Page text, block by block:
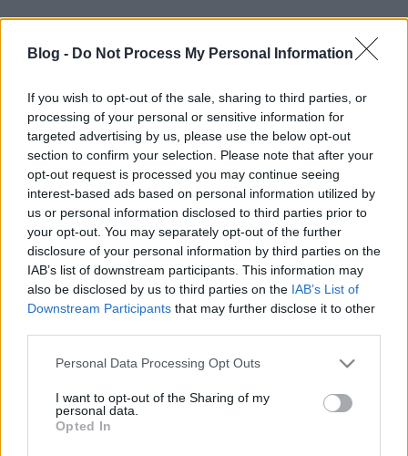
Blog - Do Not Process My Personal Information
If you wish to opt-out of the sale, sharing to third parties, or
processing of your personal or sensitive information for
targeted advertising by us, please use the below opt-out
section to confirm your selection. Please note that after your
opt-out request is processed you may continue seeing
interest-based ads based on personal information utilized by
us or personal information disclosed to third parties prior to
your opt-out. You may separately opt-out of the further
disclosure of your personal information by third parties on the
IAB’s list of downstream participants. This information may
also be disclosed by us to third parties on the IAB’s List of
Downstream Participants that may further disclose it to other
Please note that this website/app uses one or more Google
not limited to your visit or usage behaviour. You may click to
grant or deny consent to Google and its third-party tags to
use your data for below specified purposes in below Google
Personal Data Processing Opt Outs
I want to opt-out of the Sharing of my
personal data.
Opted In
campari 0,2 liter
méz 0,1 liter
zsálya 3levél
vaniliafagyi 4adag
pezsgő 0,2 liter
cukor 160 gramm
tojás 4 sárgája
elkészítés:
Elkészítés
* A nagy eprek belsejét óvatosan kivájjuk. * A camparit vízzel
visszaforraljuk, hozzáadjuk a mézet, majd hagyjuk kicsit hűlni.
* Hozzáadjuk a lapgelatint és a kivájt, összetört epervelőt, a
zsályával ízesítjük és hűlni hagyjuk.
* Pezsgőhab (közvetlen tálalás előtt): 4 sárgáját cukorral és a
pezsgővel vízgőz felett habosra kevejük.